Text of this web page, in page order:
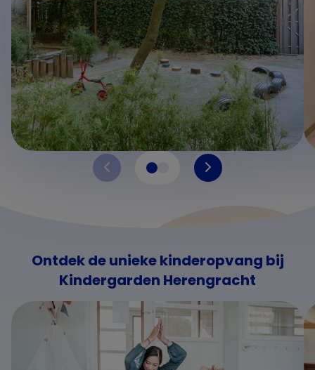
Ontdek de unieke kinderopvang bij
Kindergarden Herengracht